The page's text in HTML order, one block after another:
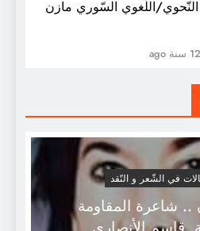
النّحوي/اللّغوي السّوري مازن
12 سنة ago
في الشّعر و النّقد
شاعرة المقاومة